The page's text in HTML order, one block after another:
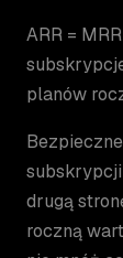
ARR =
planów
drugą
roczną